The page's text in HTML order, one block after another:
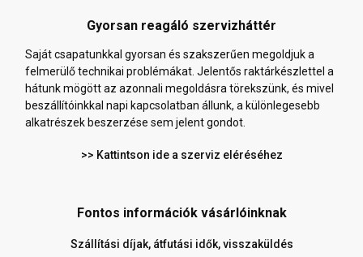
Gyorsan reagáló szervizháttér
Saját csapatunkkal gyorsan és szakszerűen megoldjuk a
felmerülő technikai problémákat. Jelentős raktárkészlettel a
hátunk mögött az azonnali megoldásra törekszünk, és mivel
beszállítóinkkal napi kapcsolatban állunk, a különlegesebb
alkatrészek beszerzése sem jelent gondot.
>> Kattintson ide a szerviz eléréséhez
Fontos információk vásárlóinknak
Szállítási díjak, átfutási idők, visszaküldés